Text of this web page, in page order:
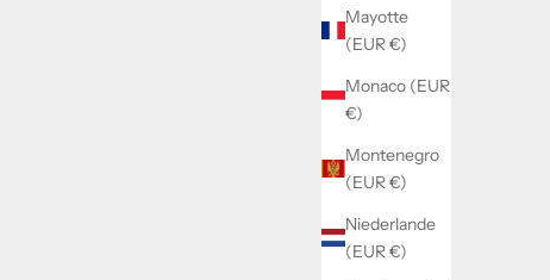
Mayotte
(EUR €)
Monaco (EUR
€)
Montenegro
(EUR €)
Niederlande
(EUR €)